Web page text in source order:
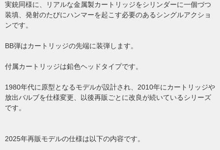
実銃同様に、リアルな金属製カートリッジをシリンダーに一個づつ
装填、発射のたびにハンマーを起こす必要のあるシングルアクショ
ンです。
BB弾はカートリッジの先端に装弾します。
付属カートリッジは鉛色ヘッドタイプです。
1980年代に原型となるモデルが設計され、2010年にカートリッジや
放出バルブを仕様変更、以後再販ごとに改良が続いているシリーズ
です。
2025年再販モデルの仕様は以下の内容です。